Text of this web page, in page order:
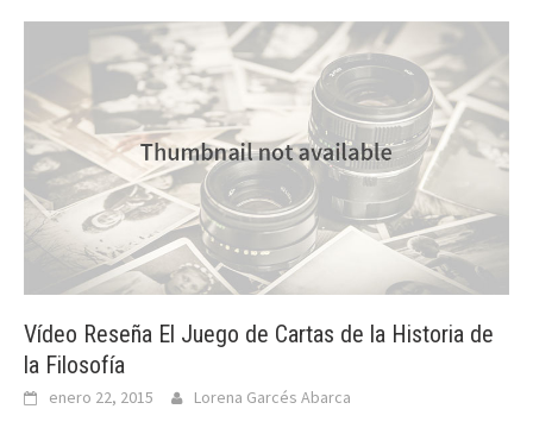
Vídeo Reseña El Juego de Cartas de la Historia de
la Filosofía
enero 22, 2015 Lorena Garcés Abarca